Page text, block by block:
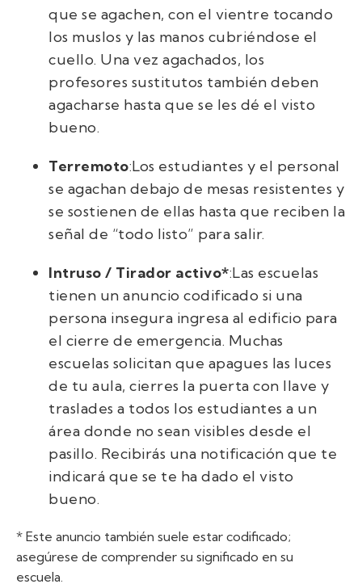
que se agachen, con el vientre tocando
los muslos y las manos cubriéndose el
cuello. Una vez agachados, los
profesores sustitutos también deben
agacharse hasta que se les dé el visto
bueno.
Terremoto:Los estudiantes y el personal
se agachan debajo de mesas resistentes y
se sostienen de ellas hasta que reciben la
señal de “todo listo” para salir.
Intruso / Tirador activo*:Las escuelas
tienen un anuncio codificado si una
persona insegura ingresa al edificio para
el cierre de emergencia. Muchas
escuelas solicitan que apagues las luces
de tu aula, cierres la puerta con llave y
traslades a todos los estudiantes a un
área donde no sean visibles desde el
pasillo. Recibirás una notificación que te
indicará que se te ha dado el visto
bueno.
* Este anuncio también suele estar codificado;
asegúrese de comprender su significado en su
escuela.